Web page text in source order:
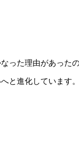
った理由があったの
と進化しています。